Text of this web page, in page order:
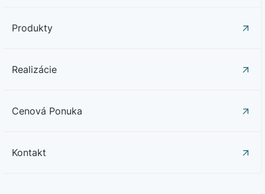
Produkty
Realizácie
Cenová Ponuka
Kontakt